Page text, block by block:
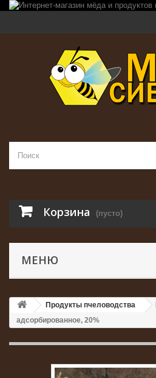
Корзина (пусто)
МЕНЮ
Продукты пчеловодства
адсорбированное, 20%